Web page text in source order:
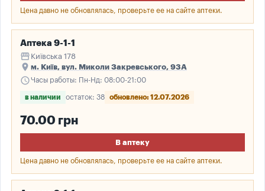
Цена давно не обновлялась, проверьте ее на сайте аптеки.
Аптека 9-1-1
storefront Київська 178
place м. Київ, вул. Миколи Закревського, 93А
scheduleЧасы работы: Пн-Нд: 08:00-21:00
в наличии остаток: 38 обновлено: 12.07.2026
70.00 грн
В аптеку
Цена давно не обновлялась, проверьте ее на сайте аптеки.